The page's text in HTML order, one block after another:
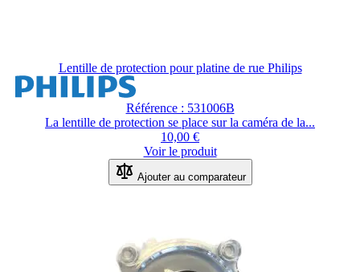
Lentille de protection pour platine de rue Philips
Référence : 531006B
La lentille de protection se place sur la caméra de la...
10,00 €
Voir le produit
Ajouter au comparateur